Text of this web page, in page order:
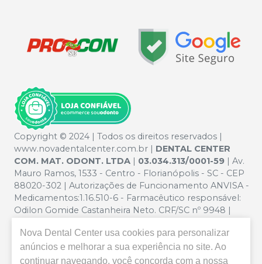
Copyright © 2024 | Todos os direitos reservados |
www.novadentalcenter.com.br | DENTAL CENTER
COM. MAT. ODONT. LTDA | 03.034.313/0001-59 | Av.
Mauro Ramos, 1533 - Centro - Florianópolis - SC - CEP
88020-302 | Autorizações de Funcionamento ANVISA -
Medicamentos:1.16.510-6 - Farmacêutico responsável:
Odilon Gomide Castanheira Neto. CRF/SC nº 9948 |
ilustrativas - Os preços e condições da loja virtual estão
sujeitos a alterações. Em caso de divergência de preços
no site, o valor válido é o do Carrinho de Compra. Não
Nova Dental Center usa cookies para personalizar
anúncios e melhorar a sua experiência no site. Ao
continuar navegando, você concorda com a nossa